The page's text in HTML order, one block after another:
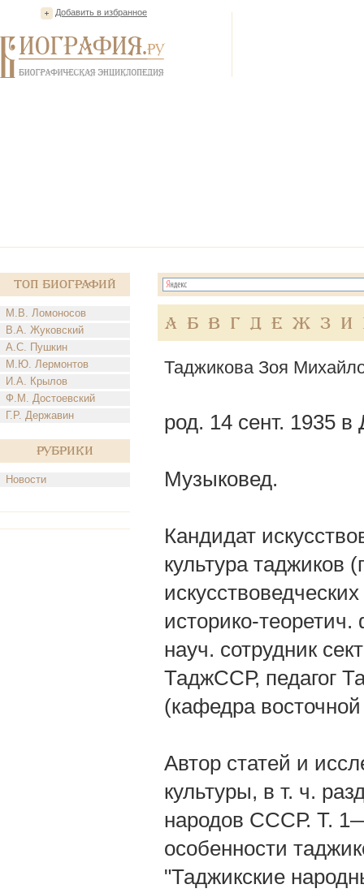
Добавить в избранное
Топ Биографий
М.В. Ломоносов
В.А. Жуковский
А.С. Пушкин
М.Ю. Лермонтов
И.А. Крылов
Ф.М. Достоевский
Г.Р. Державин
Рубрики
Новости
А Б В Г Д Е Ж З И
Таджикова Зоя
род. 14 сент. 1935
Музыковед.
Кандидат
культура таджиков
историко-
науч. сотрудник
ТаджССР, педагог
(кафедра
Автор статей и
культуры, в т. ч.
народов СССР. Т.
особенности
"Таджикские